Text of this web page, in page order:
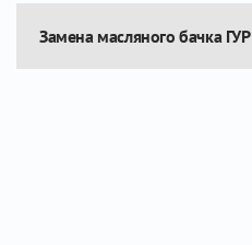
Замена масляного бачка ГУР